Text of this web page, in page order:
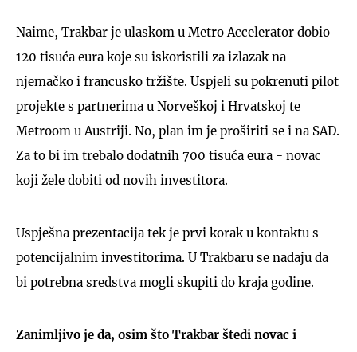
Naime, Trakbar je ulaskom u Metro Accelerator dobio
120 tisuća eura koje su iskoristili za izlazak na
njemačko i francusko tržište. Uspjeli su pokrenuti pilot
projekte s partnerima u Norveškoj i Hrvatskoj te
Metroom u Austriji. No, plan im je proširiti se i na SAD.
Za to bi im trebalo dodatnih 700 tisuća eura - novac
koji žele dobiti od novih investitora.
Uspješna prezentacija tek je prvi korak u kontaktu s
potencijalnim investitorima. U Trakbaru se nadaju da
bi potrebna sredstva mogli skupiti do kraja godine.
Zanimljivo je da, osim što Trakbar štedi novac i
UKLJUČITE NOTIFIKACIJE